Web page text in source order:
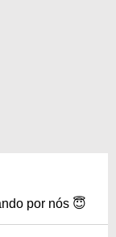
por nós 😇